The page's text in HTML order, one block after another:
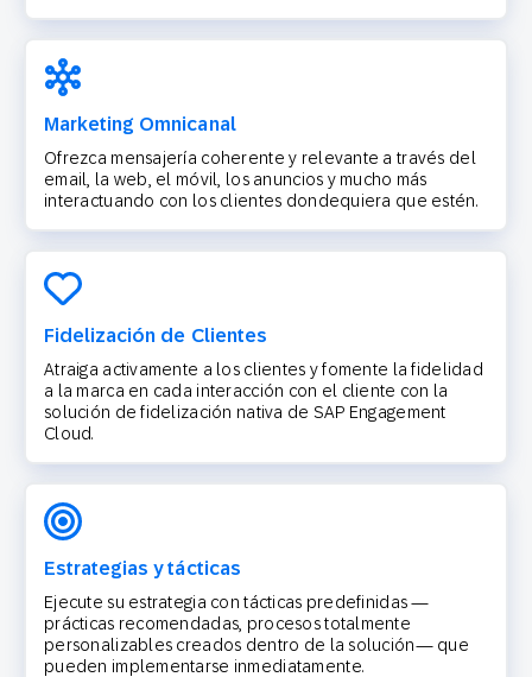
Marketing Omnicanal
Ofrezca mensajería coherente y relevante a través del
email, la web, el móvil, los anuncios y mucho más
interactuando con los clientes dondequiera que estén.
Fidelización de Clientes
Atraiga activamente a los clientes y fomente la fidelidad
a la marca en cada interacción con el cliente con la
solución de fidelización nativa de SAP Engagement
Cloud.
Estrategias y tácticas
Ejecute su estrategia con tácticas predefinidas —
prácticas recomendadas, procesos totalmente
personalizables creados dentro de la solución— que
pueden implementarse inmediatamente.